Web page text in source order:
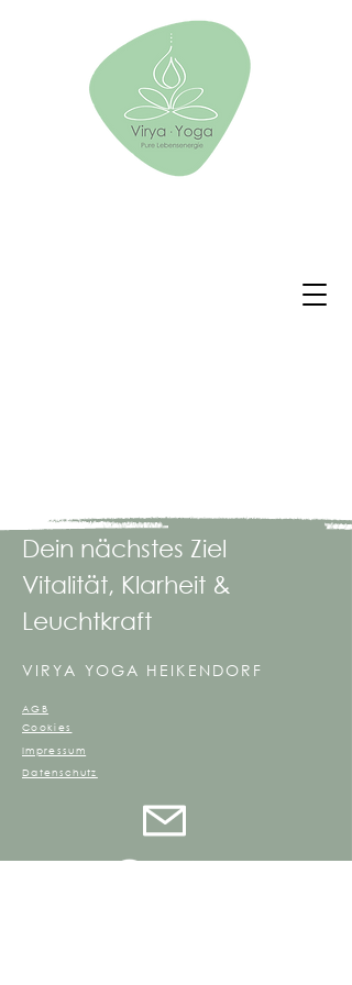
Dein nächstes Ziel
Vitalität, Klarheit &
Leuchtkraft
VIRYA YOGA HEIKENDORF
AGB
Cookies
Impressum
Datenschutz